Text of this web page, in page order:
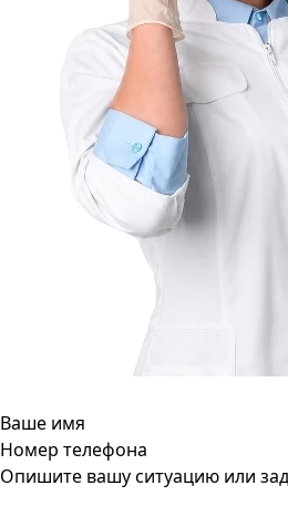
Ваше имя
Номер телефона
Опишите вашу ситуацию или